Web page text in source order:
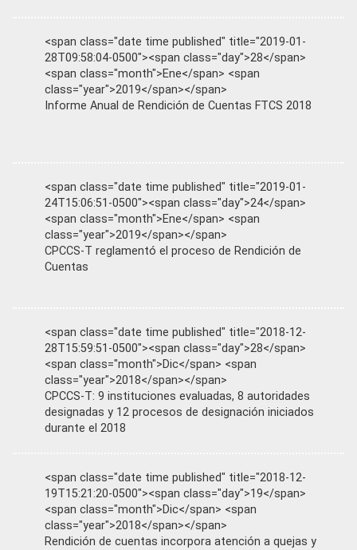
<span class="date time published" title="2019-01-
28T09:58:04-0500"><span class="day">28</span>
<span class="month">Ene</span> <span
class="year">2019</span></span>
Informe Anual de Rendición de Cuentas FTCS 2018
<span class="date time published" title="2019-01-
24T15:06:51-0500"><span class="day">24</span>
<span class="month">Ene</span> <span
class="year">2019</span></span>
CPCCS-T reglamentó el proceso de Rendición de
Cuentas
<span class="date time published" title="2018-12-
28T15:59:51-0500"><span class="day">28</span>
<span class="month">Dic</span> <span
class="year">2018</span></span>
CPCCS-T: 9 instituciones evaluadas, 8 autoridades
designadas y 12 procesos de designación iniciados
durante el 2018
<span class="date time published" title="2018-12-
19T15:21:20-0500"><span class="day">19</span>
<span class="month">Dic</span> <span
class="year">2018</span></span>
Rendición de cuentas incorpora atención a quejas y